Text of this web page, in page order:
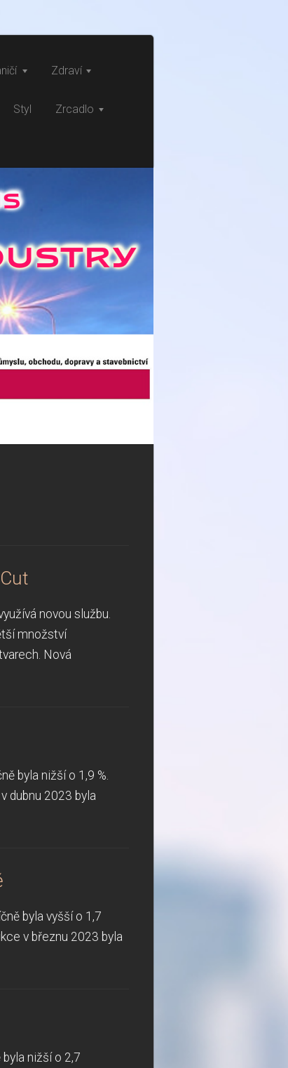
Zdraví
Styl Zrcadlo
novou službu.
množství
Nová
byla nižší o 1,9 %.
dubnu 2023 byla
byla vyšší o 1,7
v březnu 2023 byla
nižší o 2,7